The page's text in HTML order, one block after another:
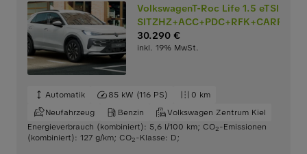
VolkswagenT-Roc Life 1.5 eTSI
SITZHZ+ACC+PDC+RFK+CARPLAY
30.290 €
inkl. 19% MwSt.
Automatik 85 kW (116 PS)
0 km
Neufahrzeug
Benzin
Volkswagen Zentrum Kiel
Energieverbrauch (kombiniert): 5,6 l/100 km; CO2-Emissionen
(kombiniert): 127 g/km; CO2-Klasse: D;